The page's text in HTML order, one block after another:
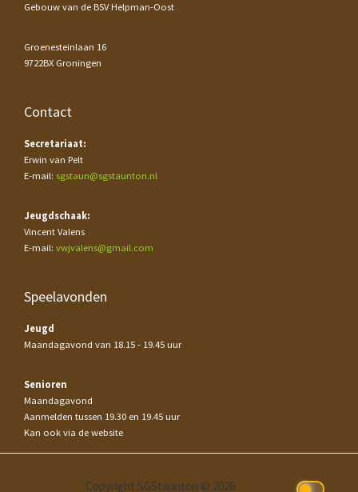
Gebouw van de BSV Helpman-Oost
Groenesteinlaan 16
9722BX Groningen
Contact
Secretariaat:
Erwin van Pelt
E-mail: sgstaun@sgstaunton.nl
Jeugdschaak:
Vincent Valens
E-mail: vwjvalens@gmail.com
Speelavonden
Jeugd
Maandagavond van 18.15 - 19.45 uur
Senioren
Maandagavond
Aanmelden tussen 19.30 en 19.45 uur
Kan ook via de website
Copyright SGStaunton © 2026